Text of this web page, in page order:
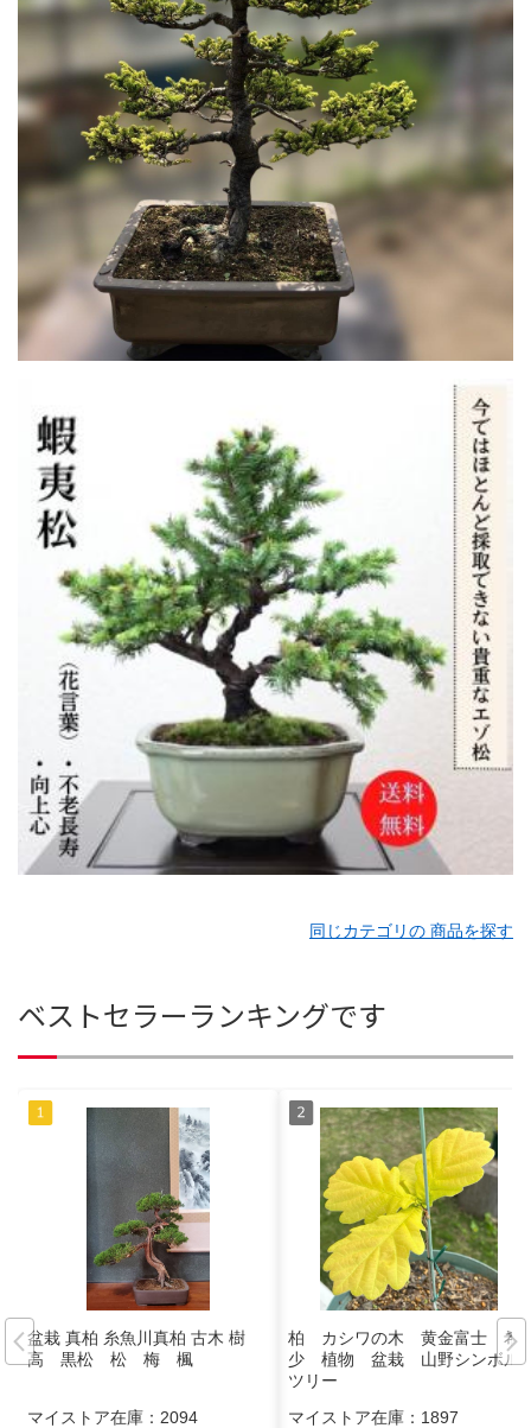
同じカテゴリの 商品を探す
ベストセラーランキングです
盆栽 真柏 糸魚川真柏 古木 樹
高 黒松 松 梅 楓
マイストア在庫： 2094
柏 カシワの木 黄金富士 希
少 植物 盆栽 山野シンボル
ツリー
マイストア在庫： 1897